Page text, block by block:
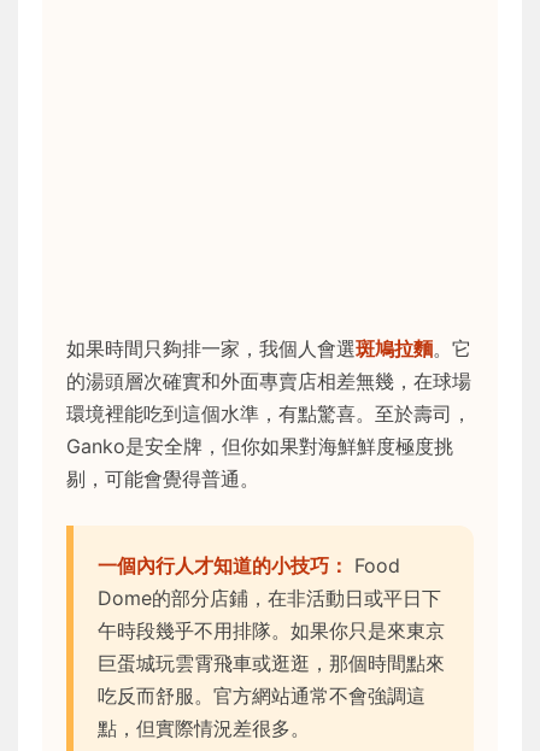
如果時間只夠排一家，我個人會選斑鳩拉麵。它
的湯頭層次確實和外面專賣店相差無幾，在球場
環境裡能吃到這個水準，有點驚喜。至於壽司，
Ganko是安全牌，但你如果對海鮮鮮度極度挑
剔，可能會覺得普通。
一個內行人才知道的小技巧： Food
Dome的部分店鋪，在非活動日或平日下
午時段幾乎不用排隊。如果你只是來東京
巨蛋城玩雲霄飛車或逛逛，那個時間點來
吃反而舒服。官方網站通常不會強調這
點，但實際情況差很多。